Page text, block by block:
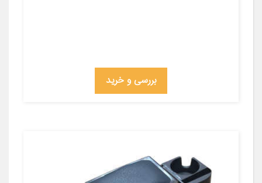
بررسی و خرید